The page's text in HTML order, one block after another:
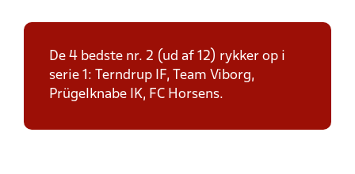
De 4 bedste nr. 2 (ud af 12) rykker op i
serie 1: Terndrup IF, Team Viborg,
Prügelknabe IK, FC Horsens.